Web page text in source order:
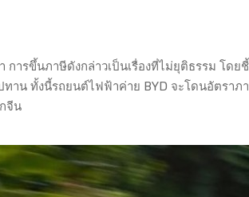
การขึ้นภาษีดังกล่าวเป็นเรื่องที่ไม่ยุติธรรม โด
ทาน ทั้งนี้รถยนต์ไฟฟ้าค่าย BYD จะโดนอัตราภ
จีน